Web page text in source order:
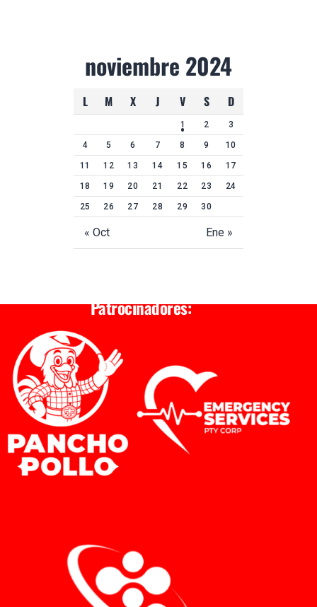
noviembre 2024
L M X J V S D
« Oct Ene »
1 2 3
4 5 6 7 8 9 10
11 12 13 14 15 16 17
18 19 20 21 22 23 24
25 26 27 28 29 30
Patrocinadores: